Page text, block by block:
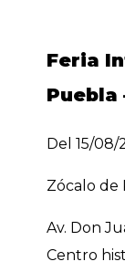
Feria
Puebla
Del 15/08/
Zócalo de
Av. Don
Centro